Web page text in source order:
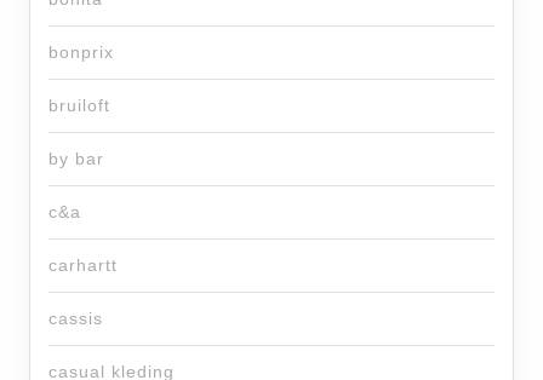
bonprix
bruiloft
by bar
c&a
carhartt
cassis
casual kleding